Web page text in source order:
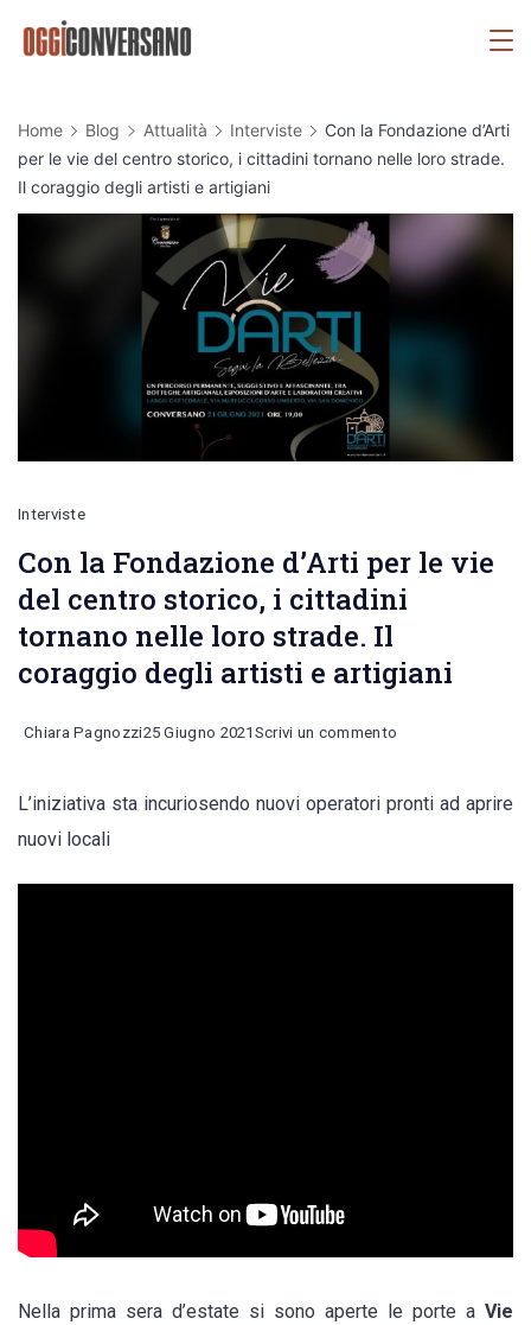
Home Blog Attualità Interviste
Con la Fondazione d’Arti
per le vie del centro storico, i cittadini tornano nelle loro strade.
Il coraggio degli artisti e artigiani
Interviste
Con la Fondazione d’Arti per le vie
del centro storico, i cittadini
tornano nelle loro strade. Il
coraggio degli artisti e artigiani
Chiara Pagnozzi25 Giugno 2021 Scrivi un commento
la
strade.
L’iniziativa sta incuriosendo nuovi operatori pronti ad aprire
nuovi locali
Nella prima sera d’estate si sono aperte le porte a Vie